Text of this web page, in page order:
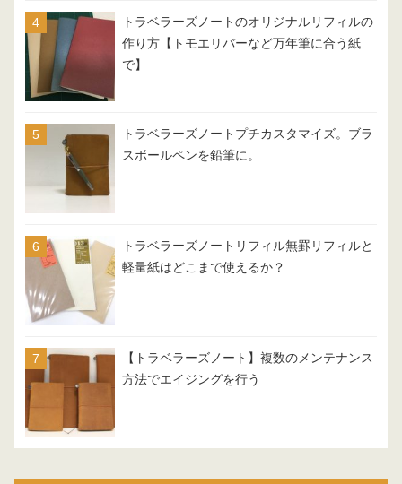
トラベラーズノートのオリジナルリフィルの
作り方【トモエリバーなど万年筆に合う紙
で】
トラベラーズノートプチカスタマイズ。ブラ
スボールペンを鉛筆に。
トラベラーズノートリフィル無罫リフィルと
軽量紙はどこまで使えるか？
【トラベラーズノート】複数のメンテナンス
方法でエイジングを行う